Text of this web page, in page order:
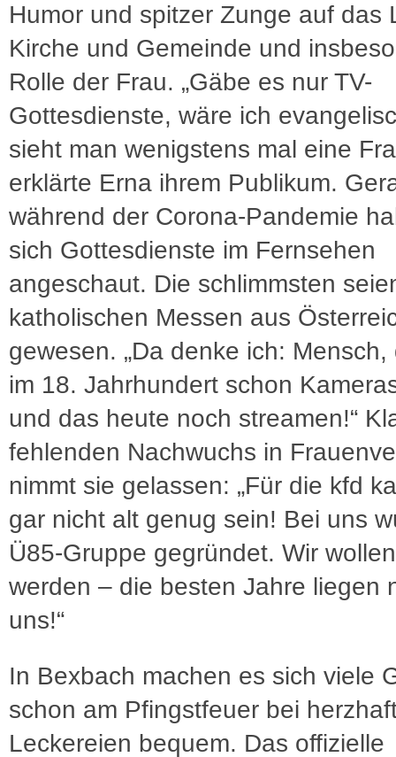
Humor und spitzer Zunge auf das
Kirche und Gemeinde und
Rolle der Frau. „Gäbe es nur TV-
Gottesdienste, wäre ich
sieht man wenigstens mal eine
erklärte Erna ihrem Publikum.
während der Corona-Pandemie
sich Gottesdienste im Fernsehen
angeschaut. Die schlimmsten
katholischen Messen aus
gewesen. „Da denke ich: Mensch,
im 18. Jahrhundert schon
und das heute noch streamen!“
fehlenden Nachwuchs in
nimmt sie gelassen: „Für die kfd
gar nicht alt genug sein! Bei uns
Ü85-Gruppe gegründet. Wir
werden – die besten Jahre liegen
uns!“
In Bexbach machen es sich viele
schon am Pfingstfeuer bei
Leckereien bequem. Das offizielle